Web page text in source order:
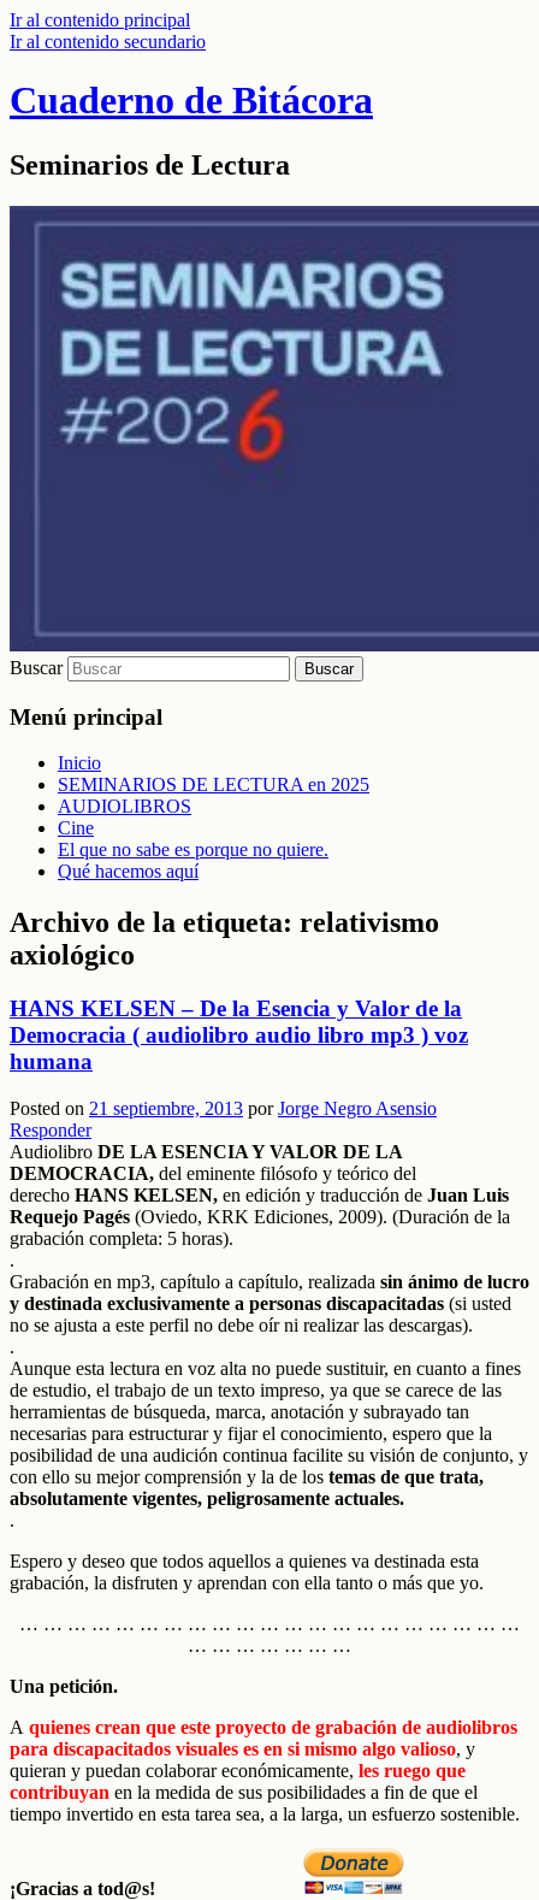
Ir al contenido principal
Ir al contenido secundario
Cuaderno de Bitácora
Seminarios de Lectura
Buscar
Menú principal
Inicio
SEMINARIOS DE LECTURA en 2025
AUDIOLIBROS
Cine
El que no sabe es porque no quiere.
Qué hacemos aquí
Archivo de la etiqueta: relativismo
axiológico
HANS KELSEN – De la Esencia y Valor de la
Democracia ( audiolibro audio libro mp3 ) voz
humana
Posted on 21 septiembre, 2013 porJorge Negro Asensio
Responder
Audiolibro DE LA ESENCIA Y VALOR DE LA
DEMOCRACIA, del eminente filósofo y teórico del
derecho HANS KELSEN, en edición y traducción de Juan Luis
Requejo Pagés (Oviedo, KRK Ediciones, 2009). (Duración de la
grabación completa: 5 horas).
.
Grabación en mp3, capítulo a capítulo, realizada sin ánimo de lucro
y destinada exclusivamente a personas discapacitadas (si usted
no se ajusta a este perfil no debe oír ni realizar las descargas).
.
Aunque esta lectura en voz alta no puede sustituir, en cuanto a fines
de estudio, el trabajo de un texto impreso, ya que se carece de las
herramientas de búsqueda, marca, anotación y subrayado tan
necesarias para estructurar y fijar el conocimiento, espero que la
posibilidad de una audición continua facilite su visión de conjunto, y
con ello su mejor comprensión y la de los temas de que trata,
absolutamente vigentes, peligrosamente actuales.
.
Espero y deseo que todos aquellos a quienes va destinada esta
grabación, la disfruten y aprendan con ella tanto o más que yo.
… … … … … … … … … … … … … … … … … … … … …
… … … … … … …
Una petición.
A quienes crean que este proyecto de grabación de audiolibros
para discapacitados visuales es en si mismo algo valioso, y
quieran y puedan colaborar económicamente, les ruego que
contribuyan en la medida de sus posibilidades a fin de que el
tiempo invertido en esta tarea sea, a la larga, un esfuerzo sostenible.
¡Gracias a tod@s!